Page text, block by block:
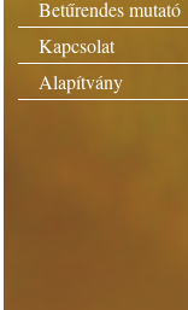
Betűrendes mutató
Kapcsolat
Alapítvány